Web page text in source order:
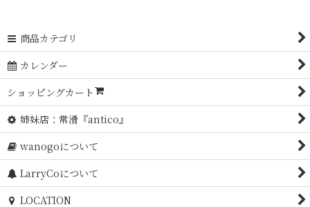
商品カテゴリ
カレンダー
ショッピングカート
姉妹店：常滑『antico』
wanogoについて
LarryCoについて
LOCATION